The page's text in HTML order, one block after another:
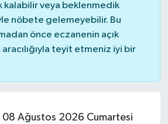
kalabilir veya beklenmedik
nöbete gelemeyebilir. Bu
önce eczanenin açık
teyit etmeniz iyi bir
08 Ağustos 2026 Cumartesi